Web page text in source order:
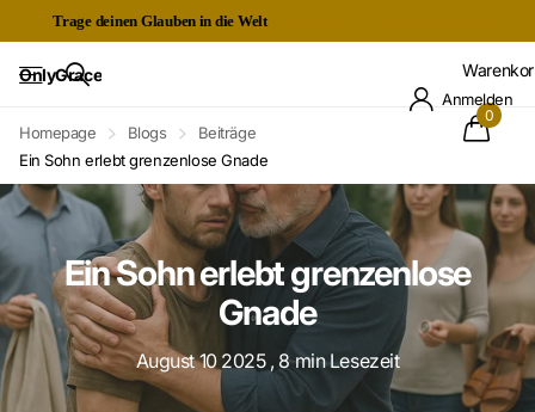
Trage deinen Glauben in die Welt
OnlyGrace
Anmelden
0
Homepage Blogs
Beiträge
Ein Sohn erlebt grenzenlose Gnade
Ein Sohn erlebt grenzenlose
Gnade
August 10 2025, 8 min Lesezeit